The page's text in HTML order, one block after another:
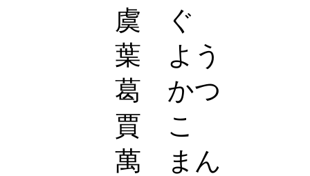
虞 ぐ
葉 よう
葛 かつ
賈 こ
萬 まん